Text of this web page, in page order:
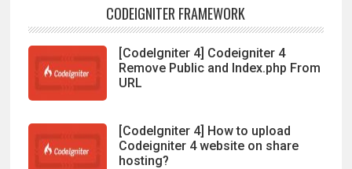
CODEIGNITER FRAMEWORK
[CodeIgniter 4] Codeigniter 4
Remove Public and Index.php From
URL
[CodeIgniter 4] How to upload
Codeigniter 4 website on share
hosting?